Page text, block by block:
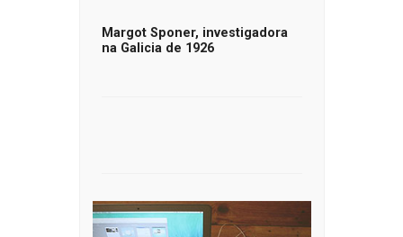
Margot Sponer, investigadora
na Galicia de 1926